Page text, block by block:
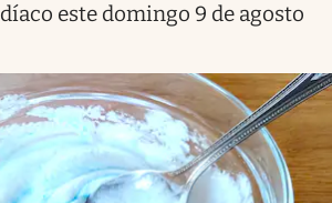
este domingo 9 de agosto